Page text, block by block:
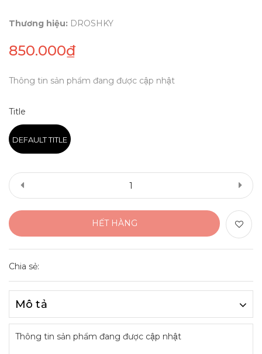
Thương hiệu: DROSHKY
850.000₫
Thông tin sản phẩm đang được cập nhật
Title
DEFAULT TITLE
HẾT HÀNG
Chia sẻ:
Mô tả
Thông tin sản phẩm đang được cập nhật